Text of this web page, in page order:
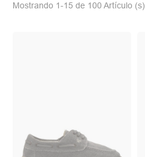
Mostrando 1-15 de 100 Artículo (s)